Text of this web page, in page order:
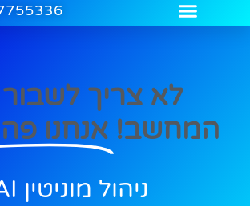
לא צריך
המחשב! אנחנו
ניהול מוניטין AI